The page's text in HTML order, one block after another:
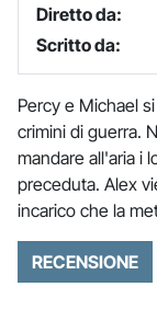
Diretto da:
Scritto da:
Percy e Michael
crimini di guerra.
mandare all'aria i
preceduta. Alex
incarico che la
RECENSIONE